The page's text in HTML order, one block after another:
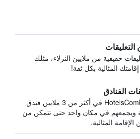
التعليقات
حقيقية من ملايين النزلاء، مثلك
المثالية بكل ثقة!
الفنادق
يبحث HotelsCombined في أكثر من 3 ملايين فندق
ويجمعهم في مكان واحد حتى تتمكن من
المثالية.